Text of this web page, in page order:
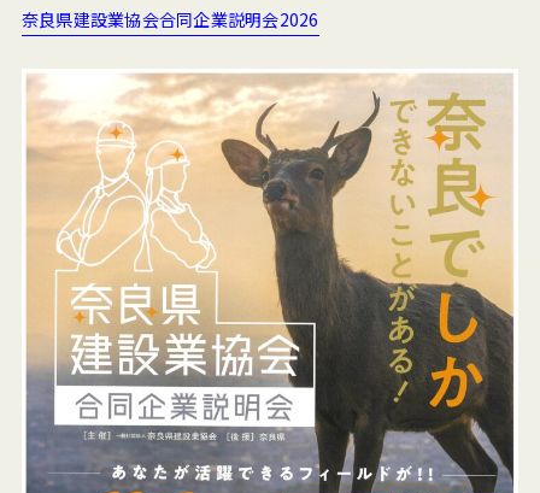
奈良県建設業協会合同企業説明会2026